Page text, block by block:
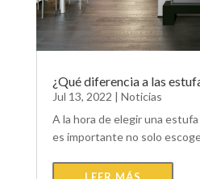
¿Qué diferencia a las
Jul 13, 2022 | Noticias
A la hora de elegir una
es importante no solo
LEER MÁS